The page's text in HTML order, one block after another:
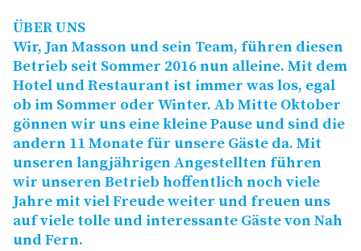
ÜBERUNS
Wir, Jan Masson und sein Team, führen diesen
Betrieb seit Sommer 2016 nun alleine. Mit dem
Hotel und Restaurant ist immer was los, egal
ob im Sommer oder Winter. Ab Mitte Oktober
gönnen wir uns eine kleine Pause und sind die
andern 11 Monate für unsere Gäste da. Mit
unseren langjährigen Angestellten führen
wir unseren Betrieb hoffentlich noch viele
Jahre mit viel Freude weiter und freuen uns
auf viele tolle und interessante Gäste von Nah
und Fern.